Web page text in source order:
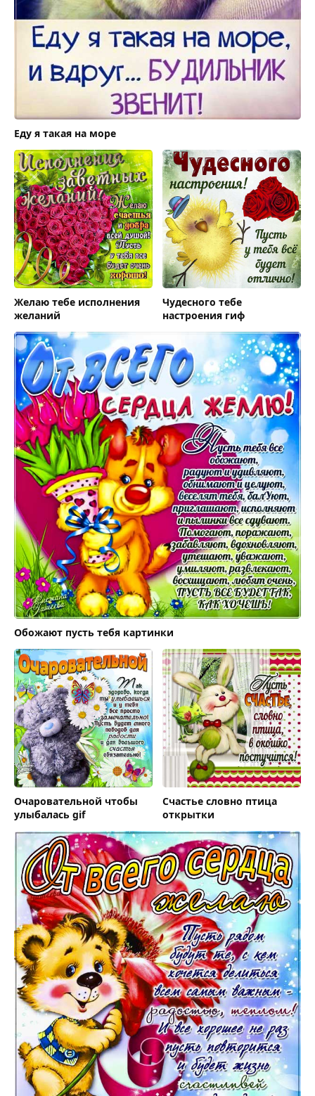
Еду я такая на море
Желаю тебе исполнения
желаний
Чудесного тебе
настроения гиф
Обожают пусть тебя картинки
Очаровательной чтобы
улыбалась gif
Счастье словно птица
открытки